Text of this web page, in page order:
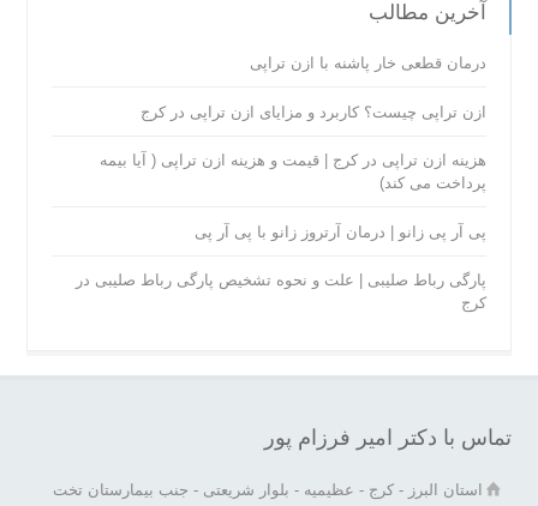
آخرین مطالب
درمان قطعی خار پاشنه با ازن تراپی
ازن تراپی چیست؟ کاربرد و مزایای ازن تراپی در کرج
هزینه ازن تراپی در کرج | قیمت و هزینه ازن تراپی ( آیا بیمه
پرداخت می کند)
پی آر پی زانو | درمان آرتروز زانو با پی آر پی
پارگی رباط صلیبی | علت و نحوه تشخیص پارگی رباط صلیبی در
کرج
تماس با دکتر امیر فرزام پور
استان البرز - کرج - عظیمیه - بلوار شریعتی - جنب بیمارستان تخت